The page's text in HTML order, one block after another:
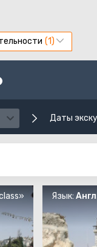
Даты
Язык: